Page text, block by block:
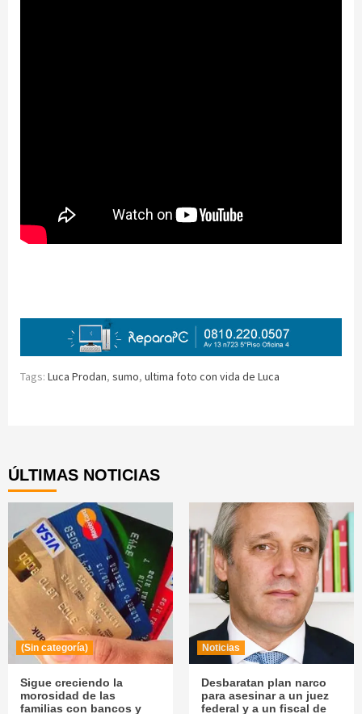
Tags: Luca Prodan, sumo, ultima foto con vida de Luca
ÚLTIMAS NOTICIAS
(Sin categoría)
Sigue creciendo la
morosidad de las
familias con bancos y
Noticias
Desbaratan plan narco
para asesinar a un juez
federal y a un fiscal de